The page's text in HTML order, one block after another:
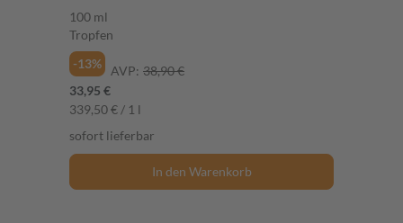
100 ml
Tropfen
-13%
AVP: 38,90 €
33,95 €
339,50 € / 1 l
sofort lieferbar
In den Warenkorb